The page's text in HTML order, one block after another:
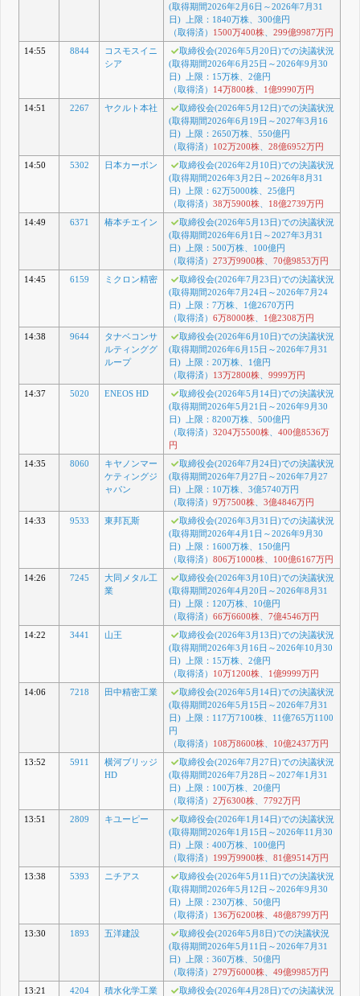
(取得期間2026年2月6日～2026年7月31
日) 上限：1840万株、300億円
（取得済）
1500万400株、 299億9987万円
14:55
8844
コスモスイニ
シア
取締役会(2026年5月20日)での決議状況
(取得期間2026年6月25日～2026年9月30
日) 上限：15万株、2億円
（取得済）
14万800株、
1億9990万円
14:51
2267 ヤクルト本社
取締役会(2026年5月12日)での決議状況
(取得期間2026年6月19日～2027年3月16
日) 上限：2650万株、550億円
（取得済）
102万200株、 28億6952万円
14:50
5302 日本カーボン
取締役会(2026年2月10日)での決議状況
(取得期間2026年3月2日～2026年8月31
日) 上限：62万5000株、25億円
（取得済） 38万5900株、
18億2739万円
14:49
6371 椿本チエイン
取締役会(2026年5月13日)での決議状況
(取得期間2026年6月1日～2027年3月31
日) 上限：500万株、100億円
（取得済） 273万9900株、 70億9853万円
14:45
6159 ミクロン精密
取締役会(2026年7月23日)での決議状況
(取得期間2026年7月24日～2026年7月24
日) 上限：7万株、1億2670万円
（取得済） 6万8000株、
1億2308万円
14:38
9644
タナベコンサ
ルティンググ
ループ
取締役会(2026年6月10日)での決議状況
(取得期間2026年6月15日～2026年7月31
日) 上限：20万株、1億円
（取得済）
13万2800株、 9999万円
14:37
5020 ENEOS HD
取締役会(2026年5月14日)での決議状況
(取得期間2026年5月21日～2026年9月30
日) 上限：8200万株、500億円
（取得済） 3204万5500株、 400億8536万
円
14:35
8060
キヤノンマー
ケティングジ
ャパン
取締役会(2026年7月24日)での決議状況
(取得期間2026年7月27日～2026年7月27
日) 上限：10万株、3億5740万円
（取得済） 9万7500株、 3億4846万円
14:33
9533 東邦瓦斯
取締役会(2026年3月31日)での決議状況
(取得期間2026年4月1日～2026年9月30
日) 上限：1600万株、150億円
（取得済） 806万1000株、
100億6167万円
14:26
7245
大同メタル工
業
取締役会(2026年3月10日)での決議状況
(取得期間2026年4月20日～2026年8月31
日) 上限：120万株、10億円
（取得済） 66万6600株、 7億4546万円
14:22
3441 山王
取締役会(2026年3月13日)での決議状況
(取得期間2026年3月16日～2026年10月30
日) 上限：15万株、2億円
（取得済）
10万1200株、
1億9999万円
14:06
7218 田中精密工業
取締役会(2026年5月14日)での決議状況
(取得期間2026年5月15日～2026年7月31
日) 上限：117万7100株、11億765万1100
円
（取得済）
108万8600株、
10億2437万円
13:52
5911
横河ブリッジ
HD
取締役会(2026年7月27日)での決議状況
(取得期間2026年7月28日～2027年1月31
日) 上限：100万株、20億円
（取得済） 2万6300株、 7792万円
13:51
2809 キユーピー
取締役会(2026年1月14日)での決議状況
(取得期間2026年1月15日～2026年11月30
日) 上限：400万株、100億円
（取得済）
199万9900株、 81億9514万円
13:38
5393 ニチアス
取締役会(2026年5月11日)での決議状況
(取得期間2026年5月12日～2026年9月30
日) 上限：230万株、50億円
（取得済）
136万6200株、 48億8799万円
13:30
1893 五洋建設
取締役会(2026年5月8日)での決議状況
(取得期間2026年5月11日～2026年7月31
日) 上限：360万株、50億円
（取得済） 279万6000株、 49億9985万円
13:21
4204 積水化学工業
取締役会(2026年4月28日)での決議状況